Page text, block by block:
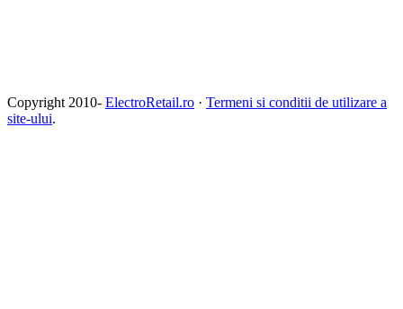
Copyright 2010- ElectroRetail.ro · Termeni si conditii de utilizare a
site-ului.